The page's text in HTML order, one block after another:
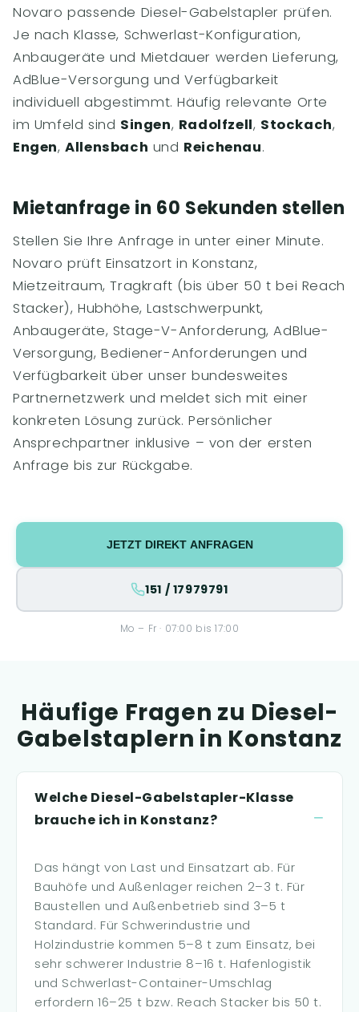
Novaro passende Diesel-Gabelstapler prüfen.
Je nach Klasse, Schwerlast-Konfiguration,
Anbaugeräte und Mietdauer werden Lieferung,
AdBlue-Versorgung und Verfügbarkeit
individuell abgestimmt. Häufig relevante Orte
im Umfeld sind Singen, Radolfzell, Stockach,
Engen,Allensbach und Reichenau.
Mietanfrage in 60 Sekunden stellen
Stellen Sie Ihre Anfrage in unter einer Minute.
Novaro prüft Einsatzort in Konstanz,
Mietzeitraum, Tragkraft (bis über 50 t bei Reach
Stacker), Hubhöhe, Lastschwerpunkt,
Anbaugeräte, Stage-V-Anforderung, AdBlue-
Versorgung, Bediener-Anforderungen und
Verfügbarkeit über unser bundesweites
Partnernetzwerk und meldet sich mit einer
konkreten Lösung zurück. Persönlicher
Ansprechpartner inklusive – von der ersten
Anfrage bis zur Rückgabe.
JETZT DIREKT ANFRAGEN
151 / 17979791
Mo – Fr · 07:00 bis 17:00
Häufige Fragen zu Diesel-
Gabelstaplern in Konstanz
Welche Diesel-Gabelstapler-Klasse
brauche ich in Konstanz?
Das hängt von Last und Einsatzart ab. Für
Bauhöfe und Außenlager reichen 2–3 t. Für
Baustellen und Außenbetrieb sind 3–5 t
Standard. Für Schwerindustrie und
Holzindustrie kommen 5–8 t zum Einsatz, bei
sehr schwerer Industrie 8–16 t. Hafenlogistik
und Schwerlast-Container-Umschlag
erfordern 16–25 t bzw. Reach Stacker bis 50 t.